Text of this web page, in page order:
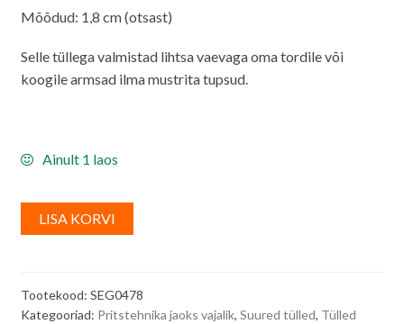
Mõõdud: 1,8 cm (otsast)
Selle tüllega valmistad lihtsa vaevaga oma tordile või
koogile armsad ilma mustrita tupsud.
Ainult 1 laos
LISA KORVI
l
r
Tootekood: SEG0478
Kategooriad: Pritstehnika jaoks vajalik, Suured tülled, Tülled